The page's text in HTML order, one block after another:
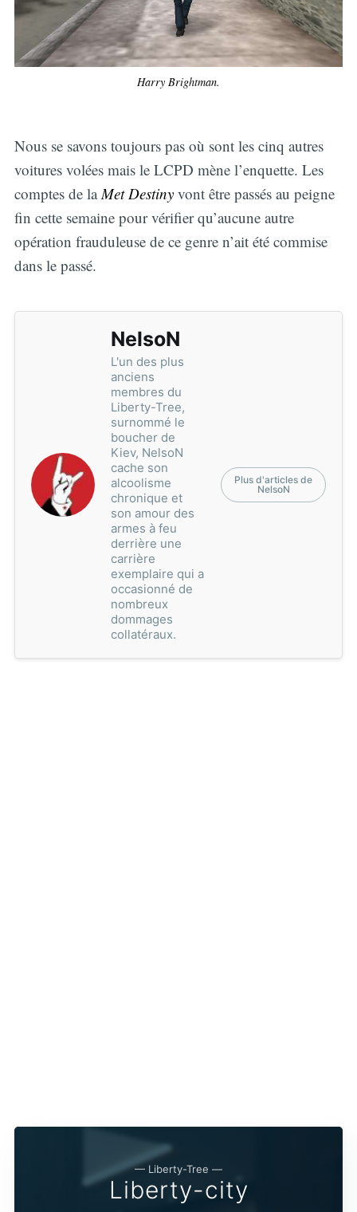
Harry Brightman.
Nous se savons toujours pas où sont les cinq autres
voitures volées mais le LCPD mène l’enquette. Les
comptes de la Met Destinyvont être passés au peigne
fin cette semaine pour vérifier qu’aucune autre
opération frauduleuse de ce genre n’ait été commise
dans le passé.
NelsoN
L'un des plus
anciens
membres du
Liberty-Tree,
surnommé le
boucher de
Kiev, NelsoN
cache son
alcoolisme
chronique et
son amour des
armes à feu
derrière une
carrière
exemplaire qui a
occasionné de
nombreux
dommages
collatéraux.
Plus d'articles de
NelsoN
— Liberty-Tree —
Liberty-city